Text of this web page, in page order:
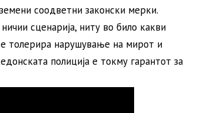
соодветни законски мерки.
сценарија, ниту во било какви
толерира нарушување на мирот и
полиција е токму гарантот за